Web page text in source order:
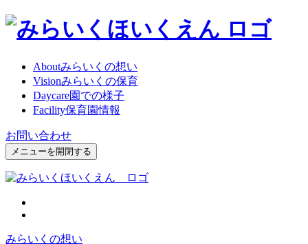
Aboutみらいくの想い
Visionみらいくの保育
Daycare園での様子
Facility保育園情報
お問い合わせ
メニューを開閉する
みらいくの想い